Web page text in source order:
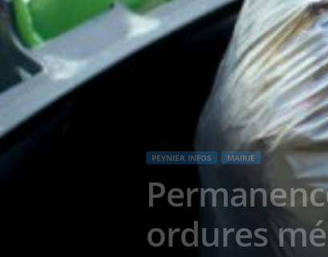
PEYNIER INFOS MAIRIE
ordures